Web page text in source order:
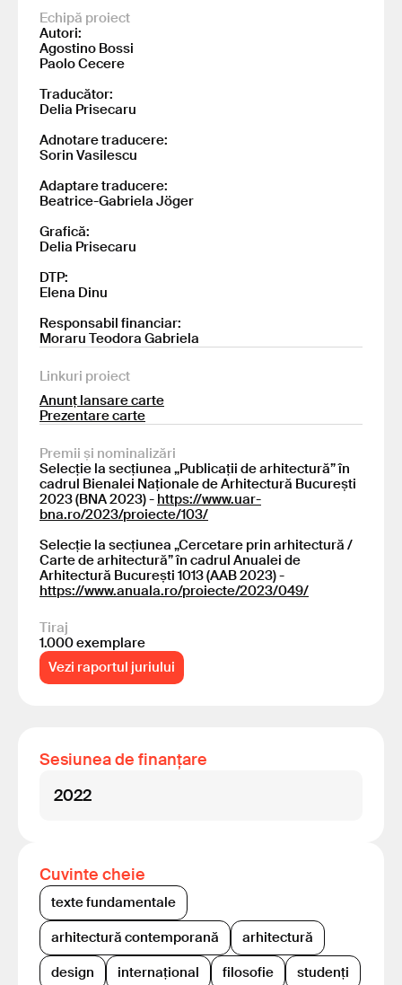
Echipă proiect
Autori:
Agostino Bossi
Paolo Cecere
Traducător:
Delia Prisecaru
Adnotare traducere:
Sorin Vasilescu
Adaptare traducere:
Beatrice-Gabriela Jöger
Grafică:
Delia Prisecaru
DTP:
Elena Dinu
Responsabil financiar:
Moraru Teodora Gabriela
Linkuri proiect
Anunț lansare carte
Prezentare carte
Premii și nominalizări
Selecție la secțiunea „Publicații de arhitectură” în
cadrul Bienalei Naționale de Arhitectură București
2023 (BNA 2023) - https://www.uar-
bna.ro/2023/proiecte/103/
Selecție la secțiunea „Cercetare prin arhitectură /
Carte de arhitectură” în cadrul Anualei de
Arhitectură București 1013 (AAB 2023) -
https://www.anuala.ro/proiecte/2023/049/
Tiraj
1.000 exemplare
Vezi raportul juriului
Sesiunea de finanțare
2022
Cuvinte cheie
texte fundamentale
arhitectură contemporană
arhitectură
design
internațional filosofie studenți